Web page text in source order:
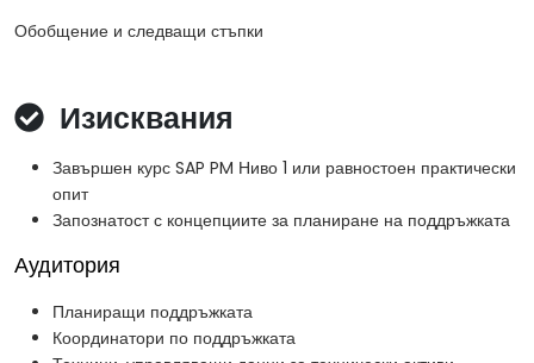
Обобщение и следващи стъпки
Изисквания
Завършен курс SAP PM Ниво 1 или равностоен практически
опит
Запознатост с концепциите за планиране на поддръжката
Аудитория
Планиращи поддръжката
Координатори по поддръжката